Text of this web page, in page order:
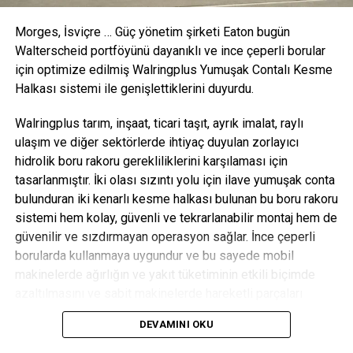
SONRAKI KONU
Bitch in Sheep’s Clothing: Maggie Murdoch and Ixi
ÖNCEKI KONU
looking at the
OEM Dergisi
Morges, İsviçre… Güç yönetim şirketi Eaton bugün
Walterscheid portföyünü dayanıklı ve ince çeperli borular
için optimize edilmiş Walringplus Yumuşak Contalı Kesme
Halkası sistemi ile genişlettiklerini duyurdu.
Walringplus tarım, inşaat, ticari taşıt, ayrık imalat, raylı
ulaşım ve diğer sektörlerde ihtiyaç duyulan zorlayıcı
hidrolik boru rakoru gerekliliklerini karşılaması için
tasarlanmıştır. İki olası sızıntı yolu için ilave yumuşak conta
bulunduran iki kenarlı kesme halkası bulunan bu boru rakoru
sistemi hem kolay, güvenli ve tekrarlanabilir montaj hem de
güvenilir ve sızdırmayan operasyon sağlar. İnce çeperli
borularda kullanmaya uygundur ve bu sayede mobil
makinelerde ağırlığın ve yakıt tüketiminin etkili biçimde
destekler.
DEVAMINI OKU